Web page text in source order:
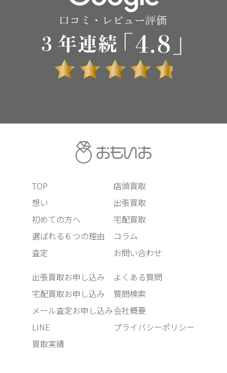
TOP
想い
初めての方へ
選ばれる６つの理由
査定
店頭買取
出張買取
宅配買取
コラム
お問い合わせ
出張買取お申し込み
宅配買取お申し込み
メール査定お申し込み
LINE
買取実績
よくある質問
質問検索
会社概要
プライバシーポリシー